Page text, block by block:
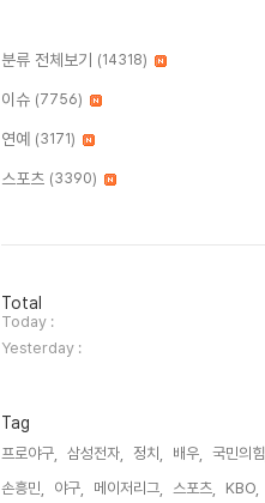
분류 전체보기 (14318)
이슈 (7756)
연예 (3171)
스포츠 (3390)
방
문
자
수
Total
Today :
Yesterday :
Tag
프로야구, 삼성전자, 정치, 배우, 국민의힘,
손흥민,
야구, 메이저리그, 스포츠, KBO,